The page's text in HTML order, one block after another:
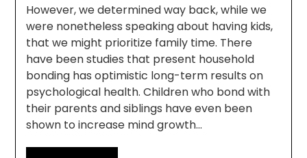
However, we determined way back, while we
were nonetheless speaking about having kids,
that we might prioritize family time. There
have been studies that present household
bonding has optimistic long-term results on
psychological health. Children who bond with
their parents and siblings have even been
shown to increase mind growth…